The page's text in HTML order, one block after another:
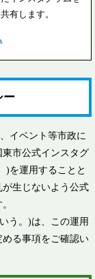
有します。
ー
イベント等市政に
市公式インスタグ
)を運用することと
生じないよう公式
う。)は、この運用
る事項をご確認い